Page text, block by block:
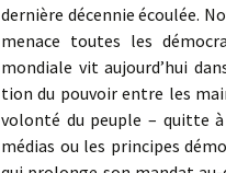
dernière décennie écoulée.
menace toutes les
mondiale vit aujourd’hui
tion du pouvoir entre les
volonté du peuple – quitte
médias ou les principes